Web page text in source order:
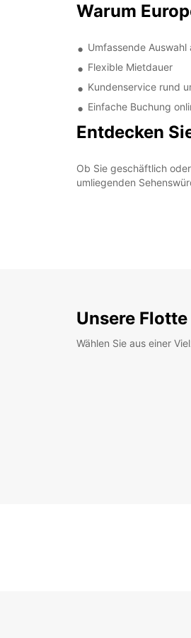
Warum
Umfassende Auswahl
Flexible Mietdauer
Kundenservice rund
Einfache Buchung
Entdecken
Ob Sie geschäftlich
umliegenden
Unsere Flotte
Wählen Sie aus einer